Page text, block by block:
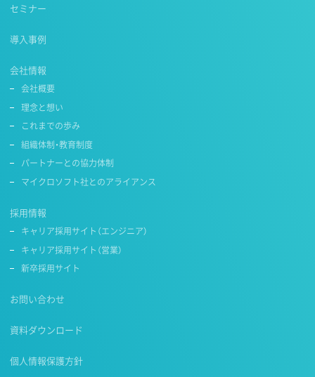
セミナー
導入事例
会社情報
会社概要
理念と想い
これまでの歩み
組織体制・教育制度
パートナーとの協力体制
マイクロソフト社とのアライアンス
採用情報
キャリア採用サイト（エンジニア）
キャリア採用サイト（営業）
新卒採用サイト
お問い合わせ
資料ダウンロード
個人情報保護方針